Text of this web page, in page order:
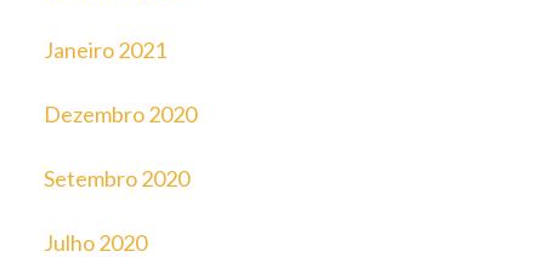
Janeiro 2021
Dezembro 2020
Setembro 2020
Julho 2020